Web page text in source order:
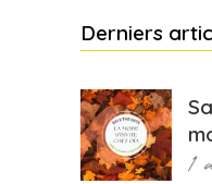
Derniers
1